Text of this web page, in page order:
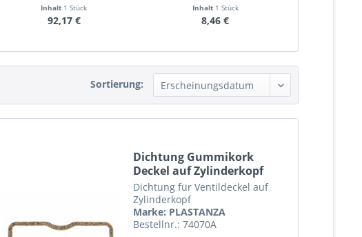
Inhalt 1 Stück
92,17 €
einfache...
Inhalt 1 Stück
8,46 €
Sortierung:
Dichtung Gummikork
Deckel auf Zylinderkopf
für...
Dichtung für Ventildeckel auf
Zylinderkopf
Marke: PLASTANZA
Bestellnr.: 74070A